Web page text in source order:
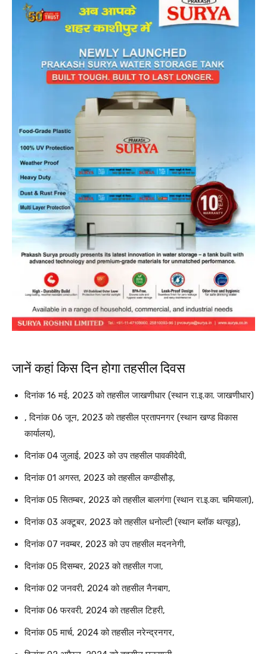
जानें कहां किस दिन होगा तहसील दिवस
दिनांक 16 मई, 2023 को तहसील जाखणीधार (स्थान रा.इ.का. जाखणीधार)
, दिनांक 06 जून, 2023 को तहसील प्रतापनगर (स्थान खण्ड विकास
कार्यालय),
दिनांक 04 जुलाई, 2023 को उप तहसील पावकीदेवी,
दिनांक 01 अगस्त, 2023 को तहसील कण्डीसौड़,
दिनांक 05 सितम्बर, 2023 को तहसील बालगंगा (स्थान रा.इ.का. चमियाला),
दिनांक 03 अक्टूबर, 2023 को तहसील धनोल्टी (स्थान ब्लॉक थत्यूड़),
दिनांक 07 नवम्बर, 2023 को उप तहसील मदननेगी,
दिनांक 05 दिसम्बर, 2023 को तहसील गजा,
दिनांक 02 जनवरी, 2024 को तहसील नैनबाग,
दिनांक 06 फरवरी, 2024 को तहसील टिहरी,
दिनांक 05 मार्च, 2024 को तहसील नरेन्द्रनगर,